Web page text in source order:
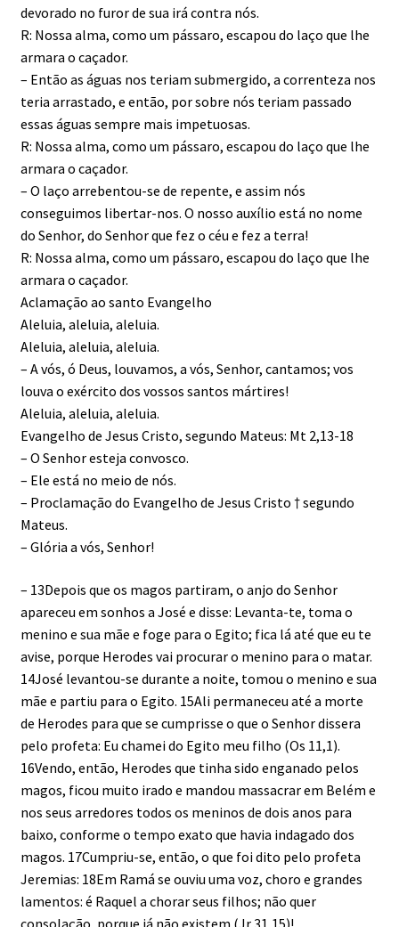
devorado no furor de sua irá contra nós.
R: Nossa alma, como um pássaro, escapou do laço que lhe
armara o caçador.
– Então as águas nos teriam submergido, a correnteza nos
teria arrastado, e então, por sobre nós teriam passado
essas águas sempre mais impetuosas.
R: Nossa alma, como um pássaro, escapou do laço que lhe
armara o caçador.
– O laço arrebentou-se de repente, e assim nós
conseguimos libertar-nos. O nosso auxílio está no nome
do Senhor, do Senhor que fez o céu e fez a terra!
R: Nossa alma, como um pássaro, escapou do laço que lhe
armara o caçador.
Aclamação ao santo Evangelho
Aleluia, aleluia, aleluia.
Aleluia, aleluia, aleluia.
– A vós, ó Deus, louvamos, a vós, Senhor, cantamos; vos
louva o exército dos vossos santos mártires!
Aleluia, aleluia, aleluia.
Evangelho de Jesus Cristo, segundo Mateus: Mt 2,13-18
– O Senhor esteja convosco.
– Ele está no meio de nós.
– Proclamação do Evangelho de Jesus Cristo † segundo
Mateus.
– Glória a vós, Senhor!
– 13Depois que os magos partiram, o anjo do Senhor
apareceu em sonhos a José e disse: Levanta-te, toma o
menino e sua mãe e foge para o Egito; fica lá até que eu te
avise, porque Herodes vai procurar o menino para o matar.
14José levantou-se durante a noite, tomou o menino e sua
mãe e partiu para o Egito. 15Ali permaneceu até a morte
de Herodes para que se cumprisse o que o Senhor dissera
pelo profeta: Eu chamei do Egito meu filho (Os 11,1).
16Vendo, então, Herodes que tinha sido enganado pelos
magos, ficou muito irado e mandou massacrar em Belém e
nos seus arredores todos os meninos de dois anos para
baixo, conforme o tempo exato que havia indagado dos
magos. 17Cumpriu-se, então, o que foi dito pelo profeta
Jeremias: 18Em Ramá se ouviu uma voz, choro e grandes
lamentos: é Raquel a chorar seus filhos; não quer
consolação, porque já não existem (Jr 31,15)!